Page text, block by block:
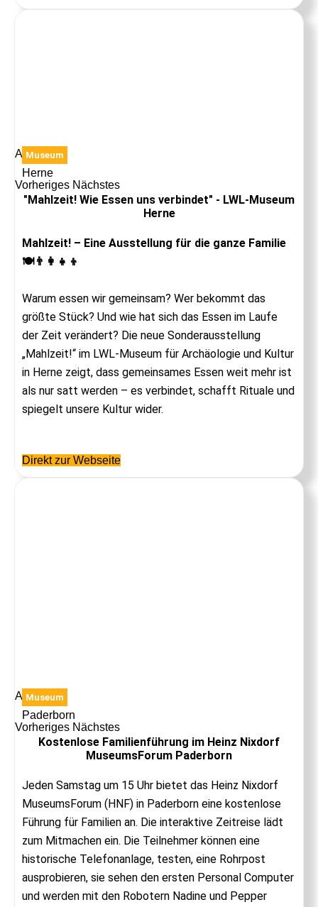
Vorheriges Nächstes
Anzeige
Museum
Herne
"Mahlzeit! Wie Essen uns verbindet" - LWL-Museum
Herne
Mahlzeit! – Eine Ausstellung für die ganze Familie
🍽️👨‍👩‍👧‍👦
Warum essen wir gemeinsam? Wer bekommt das
größte Stück? Und wie hat sich das Essen im Laufe
der Zeit verändert? Die neue Sonderausstellung
„Mahlzeit!“ im LWL-Museum für Archäologie und Kultur
in Herne zeigt, dass gemeinsames Essen weit mehr ist
als nur satt werden – es verbindet, schafft Rituale und
spiegelt unsere Kultur wider.
Direkt zur Webseite
Vorheriges Nächstes
Anzeige
Museum
Paderborn
Kostenlose Familienführung im Heinz Nixdorf
MuseumsForum Paderborn
Jeden Samstag um 15 Uhr bietet das Heinz Nixdorf
MuseumsForum (HNF) in Paderborn eine kostenlose
Führung für Familien an. Die interaktive Zeitreise lädt
zum Mitmachen ein. Die Teilnehmer können eine
historische Telefonanlage, testen, eine Rohrpost
ausprobieren, sie sehen den ersten Personal Computer
und werden mit den Robotern Nadine und Pepper